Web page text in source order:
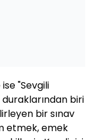
"Sevgili
duraklarından biri
bir sınav
etmek, emek